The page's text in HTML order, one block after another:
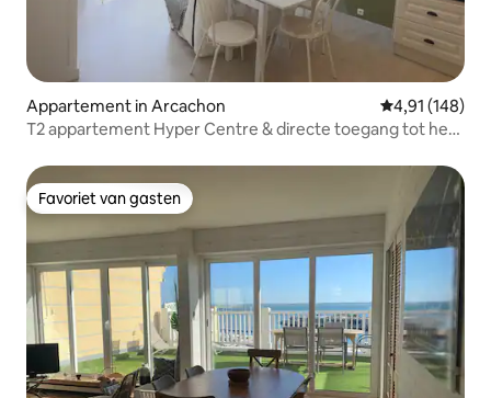
Appartement in Arcachon Gemiddelde
4,91 (148)
T2 appartement Hyper Centre & directe toegang tot het
Favoriet van gasten
Favoriet van gasten